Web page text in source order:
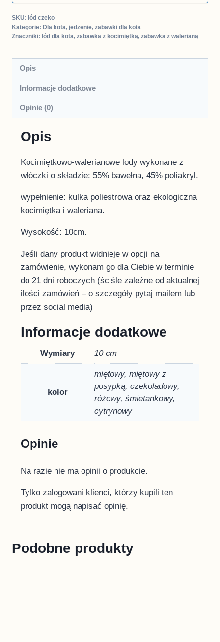
SKU: lód czeko
Kategorie: Dla kota, jedzenie, zabawki dla kota
Znaczniki: lód dla kota, zabawka z kocimiętką, zabawka z walerianą
Opis
Informacje dodatkowe
Opinie (0)
Opis
Kocimiętkowo-walerianowe lody wykonane z
włóczki o składzie: 55% bawełna, 45% poliakryl.
wypełnienie: kulka poliestrowa oraz ekologiczna
kocimiętka i waleriana.
Wysokość: 10cm.
Jeśli dany produkt widnieje w opcji na
zamówienie, wykonam go dla Ciebie w terminie
do 21 dni roboczych (ściśle zależne od aktualnej
ilości zamówień – o szczegóły pytaj mailem lub
przez social media)
Informacje dodatkowe
Wymiary 10 cm
kolor
miętowy, miętowy z
posypką, czekoladowy,
różowy, śmietankowy,
cytrynowy
Opinie
Na razie nie ma opinii o produkcie.
Tylko zalogowani klienci, którzy kupili ten
produkt mogą napisać opinię.
Podobne produkty